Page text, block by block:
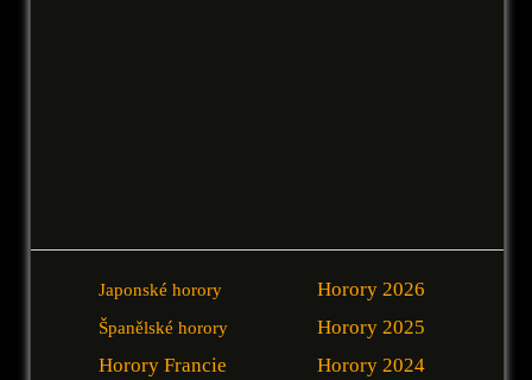
Japonské horory
Španělské horory
Horory Francie
Horory 2026
Horory 2025
Horory 2024